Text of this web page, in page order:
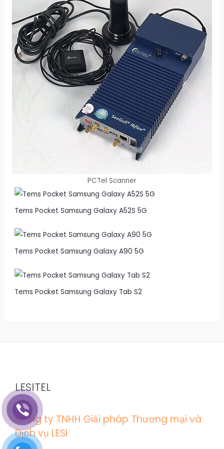
PCTel Scanner
Tems Pocket Samsung Galaxy A52S 5G
Tems Pocket Samsung Galaxy A90 5G
Tems Pocket Samsung Galaxy Tab S2
LESITEL
Công ty TNHH Giải pháp Thương mại và
Dịch vụ LESI